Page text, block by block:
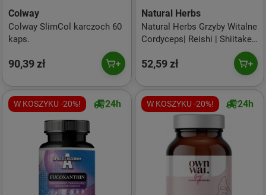
Colway
Colway SlimCol karczoch 60
kaps.
90,39 zł
Natural Herbs
Natural Herbs Grzyby Witalne
Cordyceps| Reishi | Shiitake |
kaps.
52,59 zł
W KOSZYKU -20%! 24h W KOSZYKU -20%! 24h